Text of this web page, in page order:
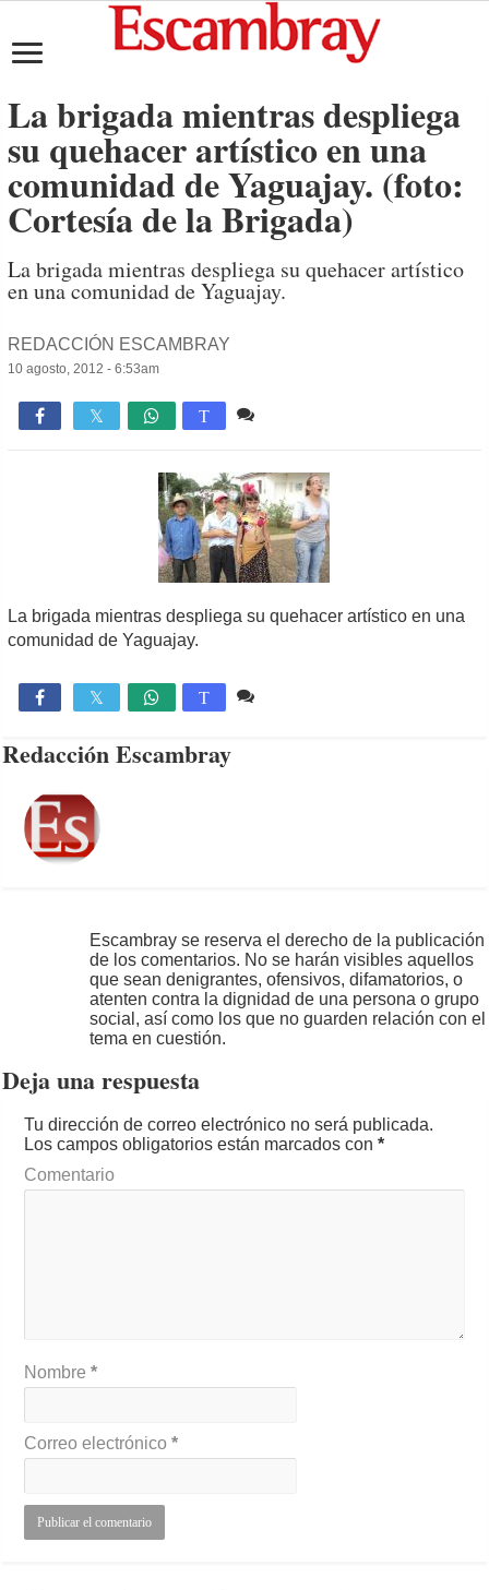
La brigada mientras despliega
su quehacer artístico en una
comunidad de Yaguajay. (foto:
Cortesía de la Brigada)
La brigada mientras despliega su quehacer artístico
en una comunidad de Yaguajay.
REDACCIÓN ESCAMBRAY
10 agosto, 2012 - 6:53am
 T
La brigada mientras despliega su quehacer artístico en una
comunidad de Yaguajay.
 T
Redacción Escambray
Escambray se reserva el derecho de la publicación
de los comentarios. No se harán visibles aquellos
que sean denigrantes, ofensivos, difamatorios, o
atenten contra la dignidad de una persona o grupo
social, así como los que no guarden relación con el
tema en cuestión.
Deja una respuesta
Tu dirección de correo electrónico no será publicada.
Los campos obligatorios están marcados con*
Comentario
Nombre*
Correo electrónico*